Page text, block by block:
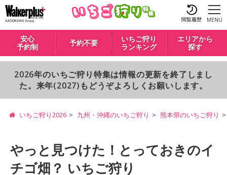
閲覧履歴 MENU
安心
予約制
予約不要
いちご狩り
ランキング
エリアから
探す
2026年のいちご狩り特集は情報の更新を終了しまし
た。来年(2027)もどうぞよろしくお願いします。
いちご狩り2026 九州・沖縄のいちご狩り 熊本県のいちご狩り
やっと見つけた！とっておきのイ
チゴ畑？ いちご狩り